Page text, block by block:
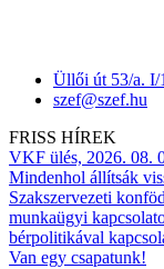
Üllői út 53/a. I/
szef@szef.hu
FRISS HÍREK
VKF ülés, 2026. 08.
Mindenhol állítsák
Szakszervezeti
munkaügyi
bérpolitikával
Van egy csapatunk!